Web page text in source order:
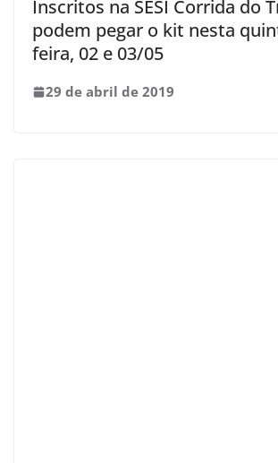
Inscritos na SESI Corrida do
podem pegar o kit nesta
feira, 02 e 03/05
29 de abril de 2019